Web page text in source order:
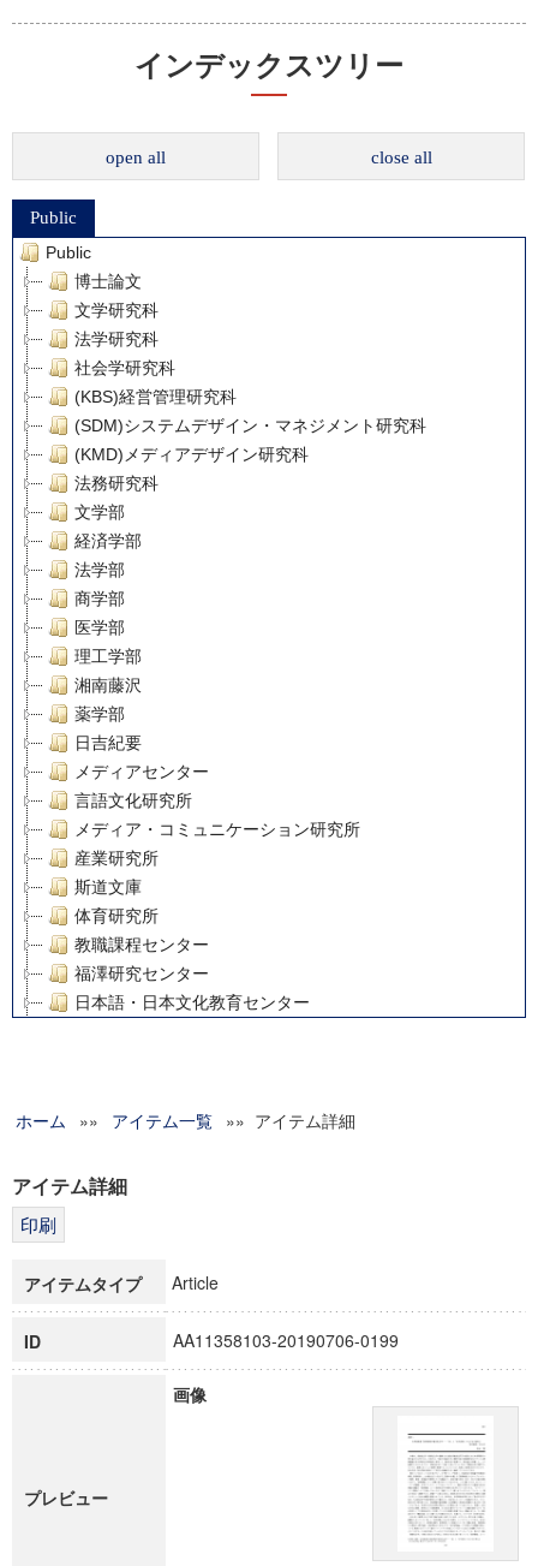
インデックスツリー
open all close all
Public
Public
博士論文
文学研究科
法学研究科
社会学研究科
(KBS)経営管理研究科
(SDM)システムデザイン・マネジメント研究科
(KMD)メディアデザイン研究科
法務研究科
文学部
経済学部
法学部
商学部
医学部
理工学部
湘南藤沢
薬学部
日吉紀要
メディアセンター
言語文化研究所
メディア・コミュニケーション研究所
産業研究所
斯道文庫
体育研究所
教職課程センター
福澤研究センター
日本語・日本文化教育センター
グローバルリサーチインスティテュート
科学研究費補助金研究成果報告書
博士課程教育リーディングプログラム「超成熟社会発展のサ
ホーム »» アイテム一覧 »» アイテム詳細
アイテム詳細
アイテムタイプ Article
ID AA11358103-20190706-0199
プレビュー
画像